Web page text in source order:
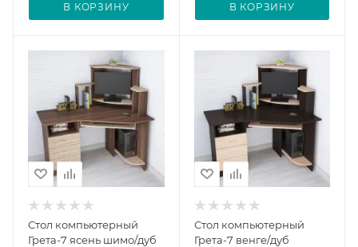
В КОРЗИНУ В КОРЗИНУ
Стол компьютерный
Грета-7 ясень шимо/дуб
Стол компьютерный
Грета-7 венге/дуб